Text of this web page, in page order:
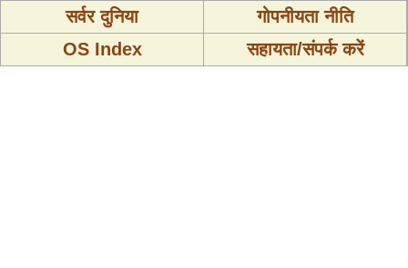
सर्वर दुनिया
गोपनीयता नीति
OS Index
सहायता/संपर्क करें